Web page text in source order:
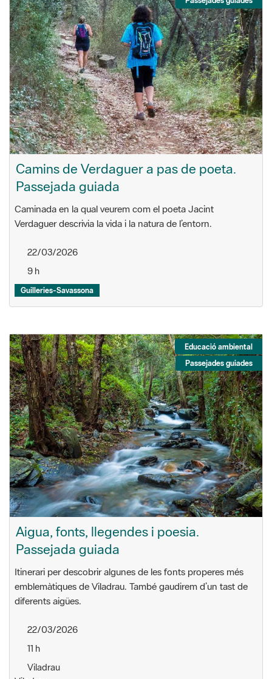
Camins de Verdaguer a pas de poeta.
Passejada guiada
Caminada en la qual veurem com el poeta Jacint
Verdaguer descrivia la vida i la natura de l’entorn.
22/03/2026
9 h
Guilleries-Savassona
Educació ambiental
Passejades guiades
Aigua, fonts, llegendes i poesia.
Passejada guiada
Itinerari per descobrir algunes de les fonts properes més
emblemàtiques de Viladrau. També gaudirem d’un tast de
diferents aigües.
22/03/2026
11 h
Viladrau